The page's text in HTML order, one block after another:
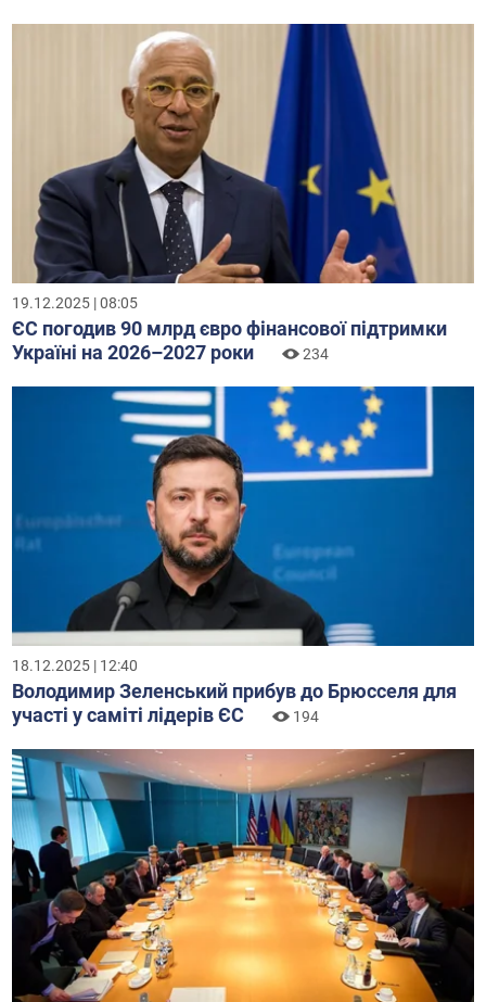
19.12.2025 | 08:05
ЄС погодив 90 млрд євро фінансової підтримки
Україні на 2026–2027 роки
234
18.12.2025 | 12:40
Володимир Зеленський прибув до Брюсселя для
участі у саміті лідерів ЄС
194